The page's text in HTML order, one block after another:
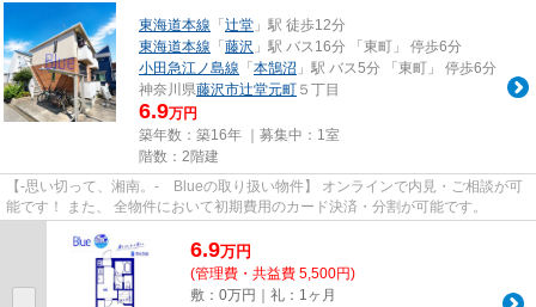
東海道本線 「 辻堂 」駅 徒歩12分
東海道本線 「 藤沢 」駅 バス16分 「東町」 停歩6分
小田急江ノ島線 「 本鵠沼 」駅 バス5分 「東町」 停歩6分
神奈川県藤沢市辻堂元町 ５丁目
6.9万円
築年数：築16年 ｜募集中： 1室
階数：2階建
【-思い切って、湘南。- Blueの取り扱い物件】 オンラインで内見・ご相談が可
能です！ また、 全物件において初期費用のカード決済・分割が可能です。
6.9万円
(管理費・共益費 5,500円)
敷：0万円｜礼：1ヶ月